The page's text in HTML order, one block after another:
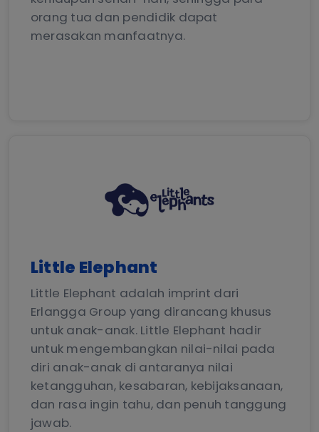
orang tua dan pendidik dapat
merasakan manfaatnya.
Little Elephant
Little Elephant adalah imprint dari
Erlangga Group yang dirancang khusus
untuk anak-anak. Little Elephant hadir
untuk mengembangkan nilai-nilai pada
diri anak-anak di antaranya nilai
ketangguhan, kesabaran, kebijaksanaan,
dan rasa ingin tahu, dan penuh tanggung
jawab.